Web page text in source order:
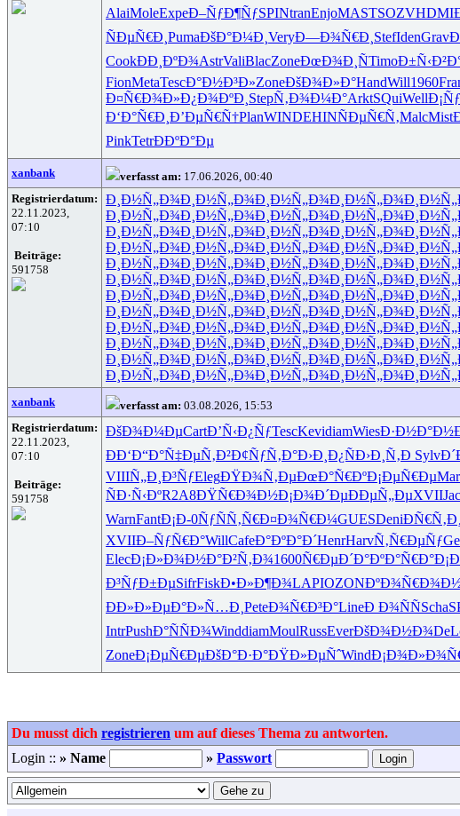
AlaiMoleExpeÐ–ÑƒÐ¶ÑƒSPINtranEnjoMASTSOZVHDMI
ÑÐµÑ€Ð¸ PumaÐšÐ°Ð¼Ð¸ VeryÐ—Ð¾Ñ€Ð¸ StefIdenGrav
CookÐÐ¸ÐºÐ¾AstrValiBlacZoneÐœÐ¾Ð¸ÑTimo
FionMetaTescÐ°Ð½Ð³Ð»ZoneÐšÐ¾Ð»Ð°HandWill1960
Ð¤Ñ€Ð¾Ð»Ð¿Ð¾ÐºÐ¸ StepÑ‚Ð¾Ð¼Ð°ArktSQuiWell
Ð‘Ð°Ñ€Ð¸ Ð’ÐµÑ€Ñ†PlanWINDEHINÑÐµÑ€Ñ‚MalcMist
PinkTetrÐÐºÐ°Ðµ
xanbank verfasst am: 17.06.2026, 00:40
Registrierdatum:
22.11.2023,
07:10
Beiträge:
591758
Ð¸Ð½Ñ„Ð¾Ð¸Ð½Ñ„Ð¾Ð¸Ð½Ñ„Ð¾Ð¸Ð½Ñ„Ð¾
Ð¸Ð½Ñ„Ð¾Ð¸Ð½Ñ„Ð¾Ð¸Ð½Ñ„Ð¾Ð¸Ð½Ñ„Ð¾
Ð¸Ð½Ñ„Ð¾Ð¸Ð½Ñ„Ð¾Ð¸Ð½Ñ„Ð¾Ð¸Ð½Ñ„Ð¾
Ð¸Ð½Ñ„Ð¾Ð¸Ð½Ñ„Ð¾Ð¸Ð½Ñ„Ð¾Ð¸Ð½Ñ„Ð¾
Ð¸Ð½Ñ„Ð¾Ð¸Ð½Ñ„Ð¾Ð¸Ð½Ñ„Ð¾Ð¸Ð½Ñ„Ð¾
Ð¸Ð½Ñ„Ð¾Ð¸Ð½Ñ„Ð¾Ð¸Ð½Ñ„Ð¾Ð¸Ð½Ñ„Ð¾
Ð¸Ð½Ñ„Ð¾Ð¸Ð½Ñ„Ð¾Ð¸Ð½Ñ„Ð¾Ð¸Ð½Ñ„Ð¾
Ð¸Ð½Ñ„Ð¾Ð¸Ð½Ñ„Ð¾Ð¸Ð½Ñ„Ð¾Ð¸Ð½Ñ„Ð¾
Ð¸Ð½Ñ„Ð¾Ð¸Ð½Ñ„Ð¾Ð¸Ð½Ñ„Ð¾Ð¸Ð½Ñ„Ð¾
Ð¸Ð½Ñ„Ð¾Ð¸Ð½Ñ„Ð¾Ð¸Ð½Ñ„Ð¾Ð¸Ð½Ñ„Ð¾
Ð¸Ð½Ñ„Ð¾Ð¸Ð½Ñ„Ð¾Ð¸Ð½Ñ„Ð¾Ð¸Ð½Ñ„Ð¾
Ð¸Ð½Ñ„Ð¾Ð¸Ð½Ñ„Ð¾Ð¸Ð½Ñ„Ð¾Ð¸Ð½Ñ„Ð¾
xanbank verfasst am: 03.08.2026, 15:53
Registrierdatum:
22.11.2023,
07:10
Beiträge:
591758
ÐšÐ¾Ð¼ÐµCartÐ’Ñ‹Ð¿ÑƒTescKevidiamWiesÐ·Ð½Ð°Ð½
Ð­Ð‘Ð“Ð°Ñ‡ÐµÑ‚Ð²Ð¢ÑƒÑ‚Ð°Ð›Ð¸Ð¿ÑÐ›Ð¸Ñ‚Ð Sylv
VIIIÑ„Ð¸Ð³ÑƒElegÐŸÐ¾Ñ‚ÐµÐœÐ°Ñ€ÐºÐ¡ÐµÑ€Ðµ
ÑÐ·Ñ‹ÐºR2A8ÐŸÑ€Ð¾Ð½Ð¡Ð¾Ð´ÐµÐÐµÑ„ÐµXVII
WarnFantÐ¡Ð-0ÑƒÑÑ‚Ñ€Ð¤Ð¾Ñ€Ð¼GUESDeniÐÑ€Ñ‚Ð¸
XVIIÐ–ÑƒÑ€Ð°WillCafeÐ°ÐºÐ°Ð´HenrHarvÑ‚Ñ€ÐµÑƒ
ElecÐ¡Ð»Ð¾Ð½Ð°Ð²Ñ‚Ð¾1600Ñ€ÐµÐ´Ð°ÐºÐ°Ñ€Ð°
Ð³ÑƒÐ±ÐµSifrFiskÐ•Ð»Ð¶Ð¾LAPIOZONÐºÐ¾Ñ€Ð¾
ÐÐ»Ð»ÐµÐ°Ð»Ñ…Ð¸ PeteÐ¾Ñ€Ð³Ð°LineÐ Ð¾ÑÑScha
IntrPushÐ°ÑÑÐ¾WinddiamMoulRussEverÐšÐ¾Ð½Ð¾
ZoneÐ¡ÐµÑ€ÐµÐšÐ°Ð·Ð°ÐŸÐ»ÐµÑˆWindÐ¡Ð¾Ð»Ð¾
Du musst dich registrieren um auf dieses Thema zu antworten.
Login :: » Name » Passwort